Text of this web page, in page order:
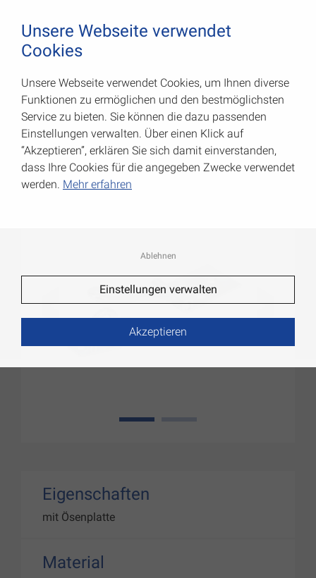
Drahtüberfallen
Art.-Nr.: 000081140Z
1
Eigenschaften
mit Ösenplatte
Material
Unsere Webseite verwendet
Cookies
Unsere Webseite verwendet Cookies, um Ihnen diverse
Funktionen zu ermöglichen und den bestmöglichsten
Service zu bieten. Sie können die dazu passenden
Einstellungen verwalten. Über einen Klick auf
“Akzeptieren”, erklären Sie sich damit einverstanden,
dass Ihre Cookies für die angegeben Zwecke verwendet
werden. Mehr erfahren
Ablehnen
Einstellungen verwalten
Akzeptieren